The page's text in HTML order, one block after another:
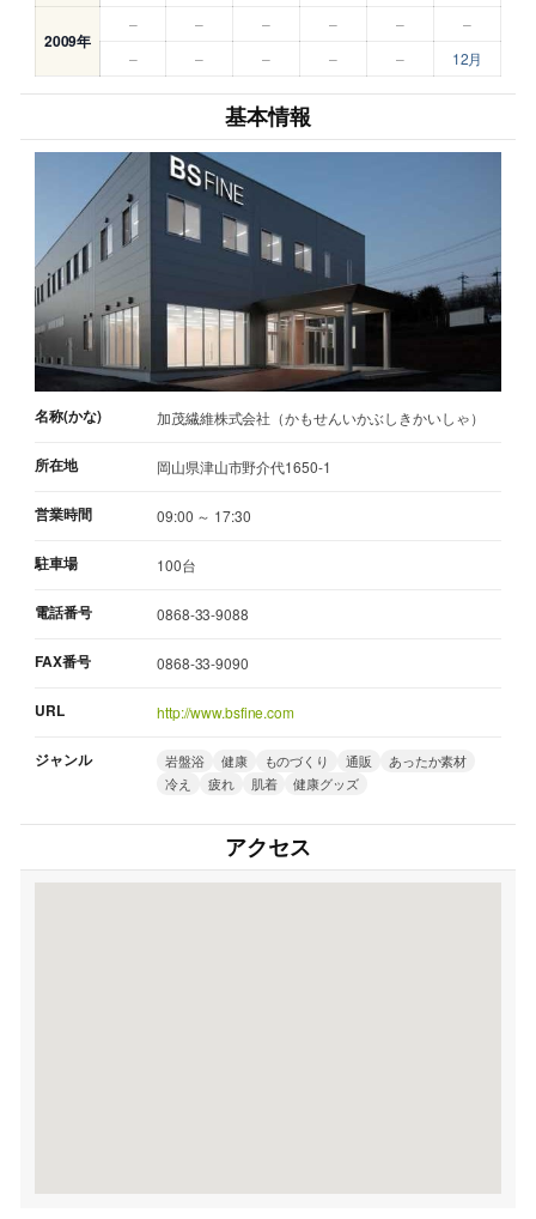
2009年
– – – – –
–
–
– – – – 12月
基本情報
名称(かな) 加茂繊維株式会社（かもせんいかぶしきかいしゃ）
所在地 岡山県津山市野介代1650-1
営業時間 09:00 ～ 17:30
駐車場 100台
電話番号 0868-33-9088
FAX番号 0868-33-9090
URL http://www.bsfine.com
ジャンル 岩盤浴 健康 ものづくり 通販
あったか素材
冷え
疲れ 肌着 健康グッズ
アクセス